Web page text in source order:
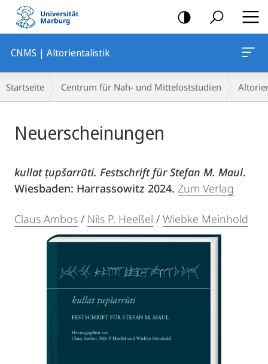
Mobile-
Navigation
CNMS | Altorientalistik
Breadcrumb-
Navigation
Startseite Centrum für Nah- und Mitteloststudien
Neuerscheinungen
kullat ṭupšarrūti. Festschrift für Stefan M. Maul.
Wiesbaden: Harrassowitz 2024. Zum Verlag
Claus Ambos / Nils P. Heeßel / Wiebke Meinhold